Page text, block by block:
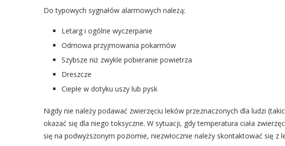
Do typowych sygnałów alarmowych należą:
Letarg i ogólne wyczerpanie
Odmowa przyjmowania pokarmów
Szybsze niż zwykle pobieranie powietrza
Dreszcze
Ciepłe w dotyku uszy lub pysk
Nigdy nie należy podawać zwierzęciu leków przeznaczonych dla ludzi
okazać się dla niego toksyczne. W sytuacji, gdy temperatura ciała
się na podwyższonym poziomie, niezwłocznie należy skontaktować się z